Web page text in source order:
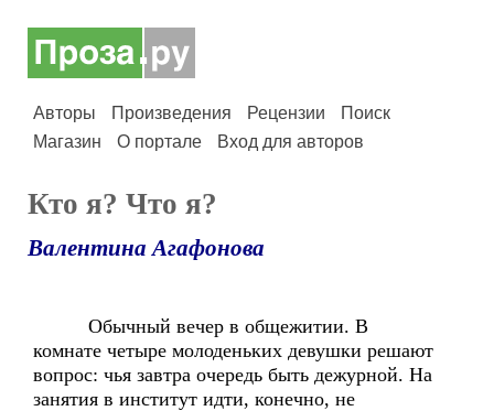
Авторы Произведения Рецензии
Поиск
Магазин
О портале Вход для авторов
Кто я? Что я?
Валентина Агафонова
Обычный вечер в общежитии. В
комнате четыре молоденьких девушки решают
вопрос: чья завтра очередь быть дежурной. На
занятия в институт идти, конечно, не